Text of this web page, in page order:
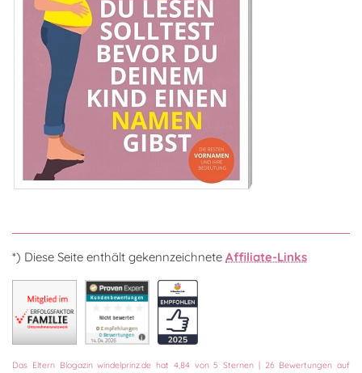
*) Diese Seite enthält gekennzeichnete Affiliate-Links
Das Eltern Blogazin windelprinz.de hat 4,84von5 Sternen | 26Bewertungen auf